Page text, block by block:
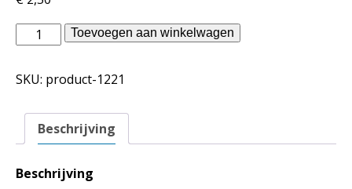
vtwonen
binnentegels
Villa
Gold
metallic
aantal
Toevoegen aan winkelwagen
SKU: product-1221
Beschrijving
Beschrijving